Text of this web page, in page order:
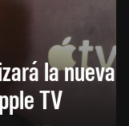
la nueva
TV